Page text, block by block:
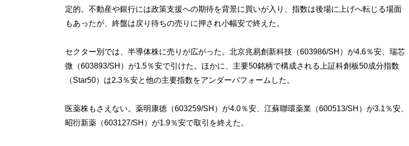
定的。不動産や銀行には政策支援への期待を背景に買いが入り、指数は後場に上げへ転じる場面
もあったが、終盤は戻り待ちの売りに押され小幅安で終えた。
セクター別では、半導体株に売りが広がった。北京兆易創新科技（603986/SH）が4.6％安、瑞芯
微（603893/SH）が1.5％安で引けた。ほかに、主要50銘柄で構成される上証科創板50成分指数
（Star50）は2.3％安と他の主要指数をアンダーパフォームした。
医薬株もさえない。薬明康徳（603259/SH）が4.0％安、江蘇聯環薬業（600513/SH）が3.1％安、
昭衍新薬（603127/SH）が1.9％安で取引を終えた。